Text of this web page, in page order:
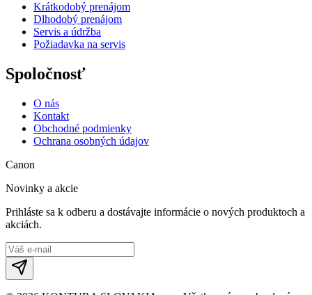
Krátkodobý prenájom
Dlhodobý prenájom
Servis a údržba
Požiadavka na servis
Spoločnosť
O nás
Kontakt
Obchodné podmienky
Ochrana osobných údajov
Canon
Novinky a akcie
Prihláste sa k odberu a dostávajte informácie o nových produktoch a
akciách.